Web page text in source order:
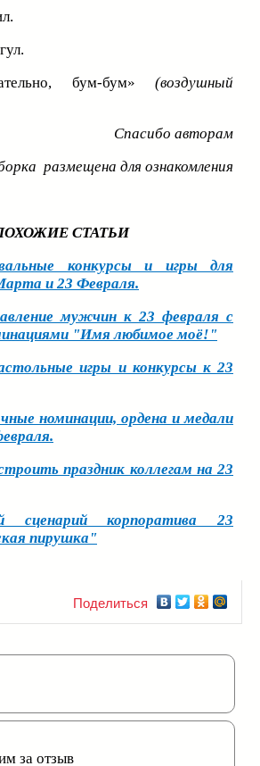
бум-бум» (воздушный
Спасибо авторам
размещена для ознакомления
СТАТЬИ
конкурсы и игры для
и 23 Февраля.
мужчин к 23 февраля с
"Имя любимое моё!"
игры и конкурсы к 23
номинации, ордена и медали
праздник коллегам на 23
сценарий корпоратива 23
пирушка"
Поделиться
за отзыв